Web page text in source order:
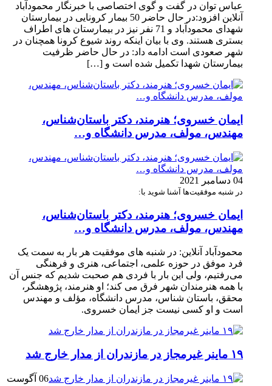
عباس توان در گفت و گوی اختصاصی با خبرنگار محمودآباد
آنلاین افزود:در حال حاضر 50 بیمار کرونایی در بیمارستان
شهدای محمودآباد و 71 نفر نیز در بیمارستان های اطراف
بستری هستند. وی با بیان اینکه روند شیوع کرونا همچنان در
شهر صعودی است ادامه داد: در حال حاضر ظرفیت
بیمارستان شهدا تکمیل شده است و […]
ایمان خسروی؛ هنرمند، دکتر باستان‌شناس،
مهندس، مولف، مدرس دانشگاه و…
04 دسامبر 2021
در شنبه موفقیت‌ها آشنا شوید با:
ایمان خسروی؛ هنرمند، دکتر باستان‌شناس،
مهندس، مولف، مدرس دانشگاه و…
محمودآباد آنلاین: در شنبه های موفقیت هر بار به سمت یک
فرد موفق در حوزه علمی، اجتماعی، هنری و فرهنگی
می‌رفتیم، ولی این بار با فردی هم صحبت شدیم که جنس آن
با همه هنرمندان شهر فرق می کند؛ او هنرمند، پژوهشگر،
محقق، باستان شناس، مدرس دانشگاه، مؤلف و مهندس
است و او کسی نیست جز ایمان خسروی.
۱۹ ماینر غیرمجاز در مازندران از مدار خارج شد
06 آگوست